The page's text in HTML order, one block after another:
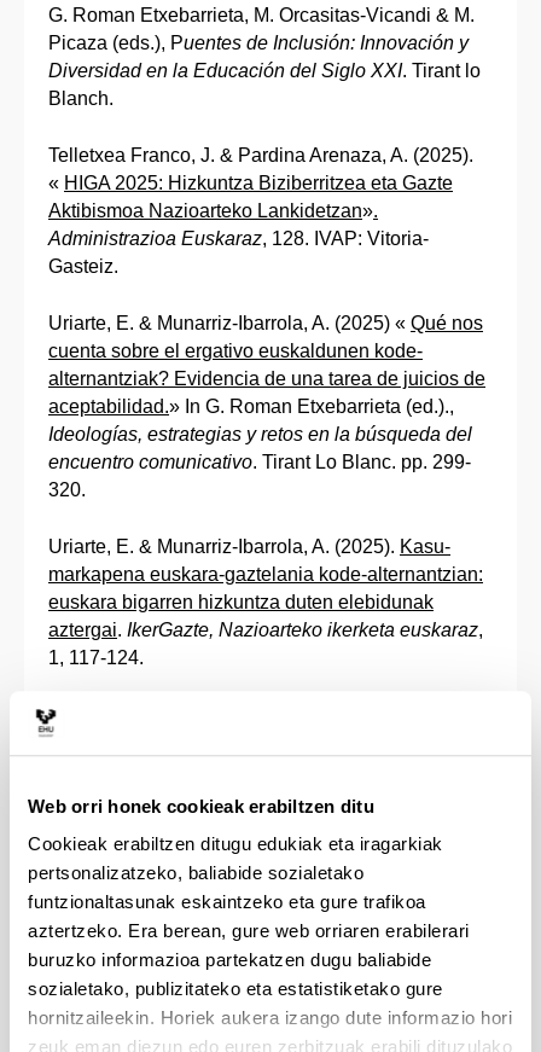
Web orri honek cookieak erabiltzen ditu
Cookieak erabiltzen ditugu edukiak eta iragarkiak
pertsonalizatzeko, baliabide sozialetako
funtzionaltasunak eskaintzeko eta gure trafikoa
aztertzeko. Era berean, gure web orriaren erabilerari
buruzko informazioa partekatzen dugu baliabide
sozialetako, publizitateko eta estatistiketako gure
hornitzaileekin. Horiek aukera izango dute informazio hori
zeuk eman diezun edo euren zerbitzuak erabili dituzulako
G. Roman Etxebarrieta, M. Orcasitas-Vicandi & M.
Picaza (eds.), Puentes de Inclusión: Innovación y
Diversidad en la Educación del Siglo XXI. Tirant lo
Blanch.
Telletxea Franco, J. & Pardina Arenaza, A. (2025).
« HIGA 2025: Hizkuntza Biziberritzea eta Gazte
Aktibismoa Nazioarteko Lankidetzan».
Administrazioa Euskaraz, 128. IVAP: Vitoria-
Gasteiz.
Uriarte, E. & Munarriz-Ibarrola, A. (2025) « Qué nos
cuenta sobre el ergativo euskaldunen kode-
alternantziak? Evidencia de una tarea de juicios de
aceptabilidad.» In G. Roman Etxebarrieta (ed.).,
Ideologías, estrategias y retos en la búsqueda del
encuentro comunicativo. Tirant Lo Blanc. pp. 299-
320.
Uriarte, E. & Munarriz-Ibarrola, A. (2025). Kasu-
markapena euskara-gaztelania kode-alternantzian:
euskara bigarren hizkuntza duten elebidunak
aztergai. IkerGazte, Nazioarteko ikerketa euskaraz,
1, 117-124.
Pereira, M., Aguilar Mediavilla, E., Alarcón Neve, L.
J., Restrepo, M. A., Martínez Nieto, L., Diez-Itza, E.,
Rosemberg, C. R., Ezeizabarrena, M. J., Almgren,
M., Serrat, E., Galeote, M. A., Arias, N., Resches, M.,
& Andreu, L. (2024). Donna Jackson-Maldonado. A
life dedicated to joining theory and practice in
language development research.
Revista de